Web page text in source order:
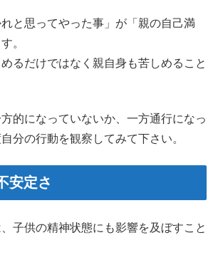
と思ってやった事」が「親の自己満
。
るだけではなく親自身も苦しめること
的になっていないか、一方通行になっ
分の行動を観察してみて下さい。
安定さ
子供の精神状態にも影響を及ぼすこと